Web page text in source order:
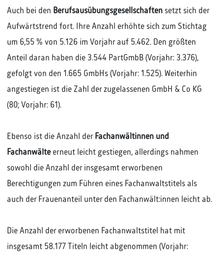
Auch bei den Berufsausübungsgesellschaftensetzt sich der
Aufwärtstrend fort. Ihre Anzahl erhöhte sich zum Stichtag
um 6,55 % von 5.126 im Vorjahr auf 5.462. Den größten
Anteil daran haben die 3.544 PartGmbB (Vorjahr: 3.376),
gefolgt von den 1.665 GmbHs (Vorjahr: 1.525). Weiterhin
angestiegen ist die Zahl der zugelassenen GmbH & Co KG
(80; Vorjahr: 61).
Ebenso ist die Anzahl der Fachanwältinnen und
Fachanwälteerneut leicht gestiegen, allerdings nahmen
sowohl die Anzahl der insgesamt erworbenen
Berechtigungen zum Führen eines Fachanwaltstitels als
auch der Frauenanteil unter den Fachanwält:innen leicht ab.
Die Anzahl der erworbenen Fachanwaltstitel hat mit
insgesamt 58.177 Titeln leicht abgenommen (Vorjahr: